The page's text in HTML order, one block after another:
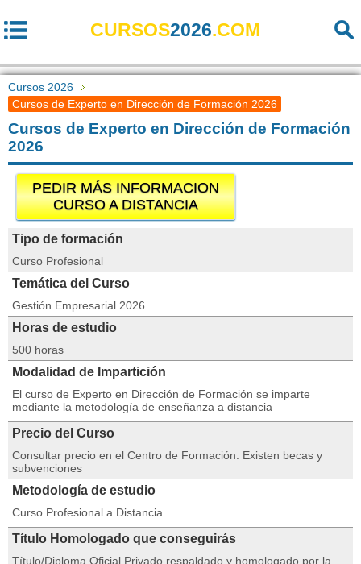
CURSOS2026.COM
Cursos 2026
Cursos de Experto en Dirección de Formación 2026
Cursos de Experto en Dirección de Formación
2026
PEDIR MÁS INFORMACION
CURSO A DISTANCIA
Tipo de formación
Curso Profesional
Temática del Curso
Gestión Empresarial 2026
Horas de estudio
500 horas
Modalidad de Impartición
El curso de Experto en Dirección de Formación se imparte
mediante la metodología de enseñanza a distancia
Precio del Curso
Consultar precio en el Centro de Formación. Existen becas y
subvenciones
Metodología de estudio
Curso Profesional a Distancia
Título Homologado que conseguirás
Título/Diploma Oficial Privado respaldado y homologado por la